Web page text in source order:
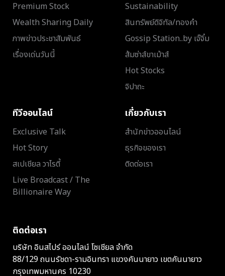
Premium Stock
Wealth Sharing Daily
ภาพข่าวประชาสัมพันธ์
เรื่องเด่นวันนี้
Sustainability
สินทรัพย์ดิจิทัล/ทองคำ
Gossip Station..by เจ๊จิ๋ม
ส้มซ่าส์ขาเม้าส์
Hot Stocks
จิปาถะ
ทีวีออนไลน์
Exclusive Talk
Hot Story
สเปเชียล วาไรตี้
Live Broadcast / The
Billionaire Way
เกี่ยวกับเรา
สำนักข่าวออนไลน์
ธุรกิจของเรา
ติดต่อเรา
ติดต่อเรา
บริษัท อินสไปร์ ออนไลน์ โซเชียล จำกัด
88/129 ถนนรัชดา-รามอินทรา แขวงคันนายาว เขตคันนายาว
กรุงเทพมหานคร 10230